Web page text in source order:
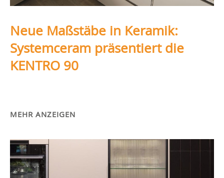
Neue Maßstäbe in Keramik:
Systemceram präsentiert die
KENTRO 90
MEHR ANZEIGEN